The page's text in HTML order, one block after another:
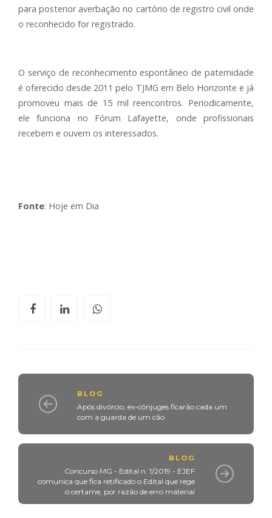
para posterior averbação no cartório de registro civil onde
o reconhecido for registrado.
O serviço de reconhecimento espontâneo de paternidade
é oferecido desde 2011 pelo TJMG em Belo Horizonte e já
promoveu mais de 15 mil reencontros. Periodicamente,
ele funciona no Fórum Lafayette, onde profissionais
recebem e ouvem os interessados.
Fonte: Hoje em Dia
BLOG
Após divórcio, ex-cônjuges ficarão cada um
com a guarda de um cão
BLOG
Concurso MG - Edital n. 1/2019 - EJEF
comunica que fica retificado o Edital que rege
o certame, por razão de erro material